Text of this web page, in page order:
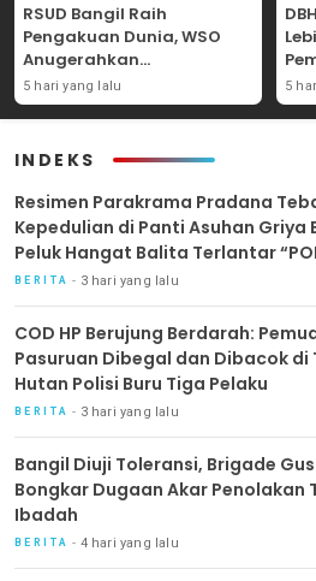
RSUD Bangil Raih
Pengakuan Dunia, WSO
Anugerahkan
Penghargaan
Internasional untuk
5 hari yang lalu 5
INDEKS
Resimen Parakrama Pradana
Kepedulian di Panti Asuhan Griya
Peluk Hangat Balita Terlantar
Dengan Hati”
BERITA 3 hari yang lalu
COD HP Berujung Berdarah:
Pasuruan Dibegal dan Dibacok di
Hutan Polisi Buru Tiga Pelaku
BERITA 3 hari yang lalu
Bangil Diuji Toleransi, Brigade
Bongkar Dugaan Akar Penolakan
Ibadah
BERITA 4 hari yang lalu